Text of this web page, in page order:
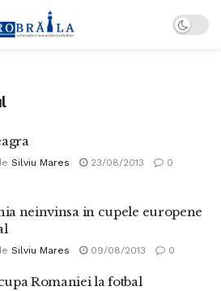
Silviu Mares 23/08/2013 0
neinvinsa in cupele europene
Silviu Mares 09/08/2013 0
Romaniei la fotbal